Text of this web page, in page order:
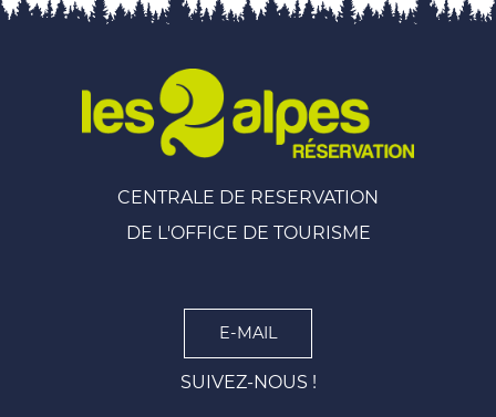
CENTRALE DE RESERVATION
DE L'OFFICE DE TOURISME
E-MAIL
SUIVEZ-NOUS !